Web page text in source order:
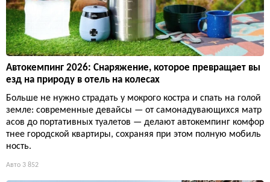
Автокемпинг 2026: Снаряжение, которое превращает вы
езд на природу в отель на колесах
Больше не нужно страдать у мокрого костра и спать на голой
земле: современные девайсы — от самонадувающихся матр
асов до портативных туалетов — делают автокемпинг комфор
тнее городской квартиры, сохраняя при этом полную мобиль
ность.
Авто 3 852